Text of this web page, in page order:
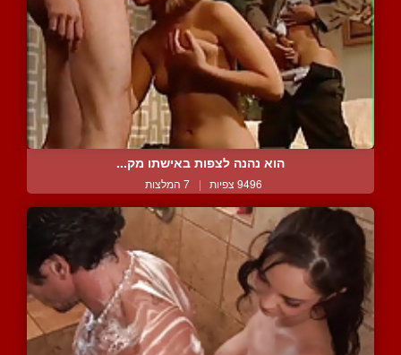
הוא נהנה לצפות באישתו מק...
9496 צפיות | 7 המלצות